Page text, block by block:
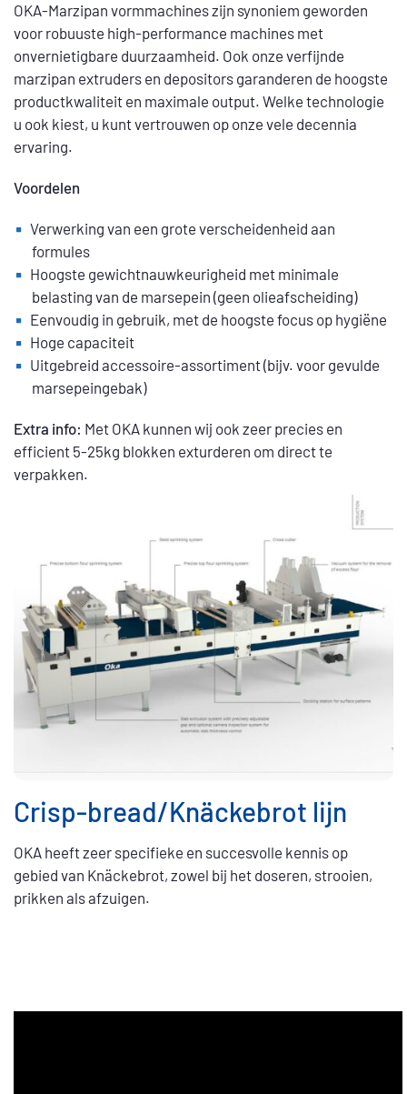
OKA-Marzipan vormmachines zijn synoniem geworden
voor robuuste high-performance machines met
onvernietigbare duurzaamheid. Ook onze verfijnde
marzipan extruders en depositors garanderen de hoogste
productkwaliteit en maximale output. Welke technologie
u ook kiest, u kunt vertrouwen op onze vele decennia
ervaring.
Voordelen
Verwerking van een grote verscheidenheid aan
formules
Hoogste gewichtnauwkeurigheid met minimale
belasting van de marsepein (geen olieafscheiding)
Eenvoudig in gebruik, met de hoogste focus op hygiëne
Hoge capaciteit
Uitgebreid accessoire-assortiment (bijv. voor gevulde
marsepeingebak)
Extra info: Met OKA kunnen wij ook zeer precies en
efficient 5-25kg blokken exturderen om direct te
verpakken.
Crisp-bread/Knäckebrot lijn
OKA heeft zeer specifieke en succesvolle kennis op
gebied van Knäckebrot, zowel bij het doseren, strooien,
prikken als afzuigen.